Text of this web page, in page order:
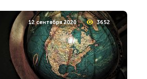
12 сентября 2020 3652